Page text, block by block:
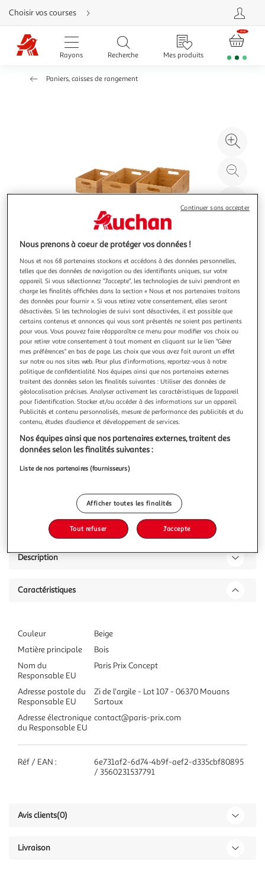
Aller
directement
au
contenu
Aller
directement
Aller
Choisir vos courses
Rayons Recherche Mes produits
Paniers, caisses de rangement
à
100
le
Illustration
précédente
Illustration
suivante
FIVE
Lot de 3 paniers déco bambou 36cm naturel
Informations Techniques : Dimensions : Taille 1 : L. 36,5 x l.
23 x H. 15 cm Taille 2 : L. 31,5 x l. 20,5 x H. 13 cm Taille 3 : L.
24,5 x l. 17,5 x H. 11 cm Matière : Bambou Spécificités :
Pratique & Tendance Lot de 3 Paniers de Rangement Forme
Rectangulaire Poids : 1,04 kg Couleur : Naturel
En savoir +
Vendu parParis Prix
Livr. ou retrait dès 1/2 semaines
A partir de 7,99€
Plus d'options
Vendu parParis Prix
-24 %
dont 0,32€ d'éco part. mobilier.
Description
Caractéristiques
Couleur
Beige
Matière principale
Bois
Nom du
Responsable EU
Paris Prix Concept
Adresse postale du
Responsable EU
Zi de l'argile - Lot 107 - 06370 Mouans
Sartoux
Adresse électronique
du Responsable EU
contact@paris-prix.com
Réf / EAN :
6e731af2-6d74-4b9f-aef2-d335cbf80895
/ 3560231537791
Avis clients(0)
Livraison
Nous prenons à coeur de protéger vos données !
Nous et nos 68 partenaires stockons et accédons à des données personnelles,
telles que des données de navigation ou des identifiants uniques, sur votre
appareil. Si vous sélectionnez "J'accepte", les technologies de suivi prendront en
charge les finalités affichées dans la section « Nous et nos partenaires traitons
des données pour fournir ». Si vous retirez votre consentement, elles seront
désactivées. Si les technologies de suivi sont désactivées, il est possible que
certains contenus et annonces qui vous sont présentés ne soient pas pertinents
pour vous. Vous pouvez faire réapparaître ce menu pour modifier vos choix ou
pour retirer votre consentement à tout moment en cliquant sur le lien "Gérer
mes préférences" en bas de page. Les choix que vous avez fait auront un effet
sur notre ou nos sites web. Pour plus d’informations, reportez-vous à notre
politique de confidentialité. Nos équipes ainsi que nos partenaires externes
traitent des données selon les finalités suivantes : Utiliser des données de
géolocalisation précises. Analyser activement les caractéristiques de l’appareil
pour l’identification. Stocker et/ou accéder à des informations sur un appareil.
Publicités et contenu personnalisés, mesure de performance des publicités et du
contenu, études d’audience et développement de services.
Nos équipes ainsi que nos partenaires externes, traitent des
données selon les finalités suivantes :
Liste de nos partenaires (fournisseurs)
Afficher toutes les finalités
Tout refuser J'accepte
Continuer sans accepter